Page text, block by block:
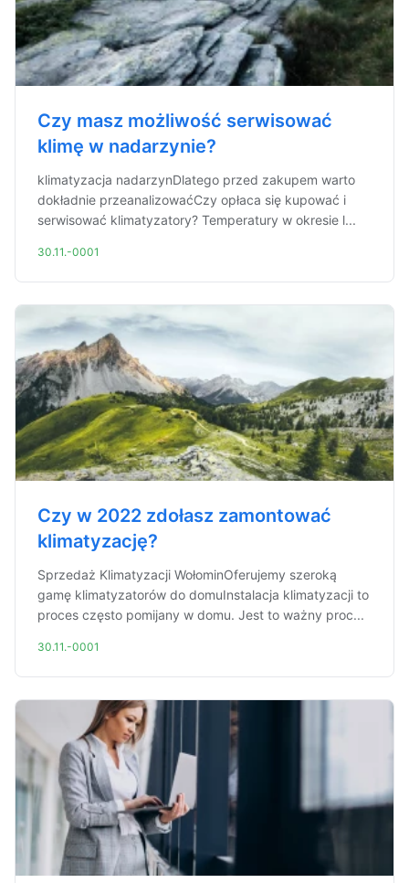
Czy masz możliwość serwisować
klimę w nadarzynie?
klimatyzacja nadarzynDlatego przed zakupem warto
dokładnie przeanalizowaćCzy opłaca się kupować i
serwisować klimatyzatory? Temperatury w okresie l...
30.11.-0001
Czy w 2022 zdołasz zamontować
klimatyzację?
Sprzedaż Klimatyzacji WołominOferujemy szeroką
gamę klimatyzatorów do domuInstalacja klimatyzacji to
proces często pomijany w domu. Jest to ważny proc...
30.11.-0001